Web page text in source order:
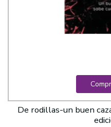
De rodillas-un buen